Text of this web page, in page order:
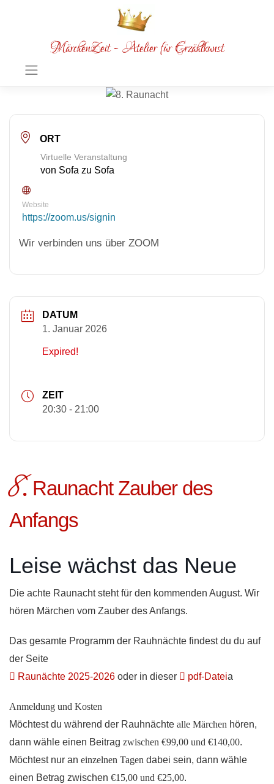
MärchenZeit - Atelier für Erzählkunst
ORT
Virtuelle Veranstaltung
von Sofa zu Sofa
Website
https://zoom.us/signin
Wir verbinden uns über ZOOM
DATUM
1. Januar 2026
Expired!
ZEIT
20:30 - 21:00
8. Raunacht Zauber des
Anfangs
Leise wächst das Neue
Die achte Raunacht steht für den kommenden August. Wir
hören Märchen vom Zauber des Anfangs.
Das gesamte Programm der Rauhnächte findest du du auf
der Seite
Raunächte 2025-2026 oder in dieser pdf-Dateia
Anmeldung und Kosten
Möchtest du während der Rauhnächte alle Märchen hören,
dann wähle einen Beitrag zwischen €99,00 und €140,00.
Möchtest nur an einzelnen Tagen dabei sein, dann wähle
einen Betrag zwischen €15,00 und €25,00.